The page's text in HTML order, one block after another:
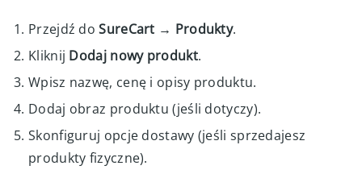
Przejdź doSureCart → Produkty.
Kliknij Dodaj nowy produkt.
Wpisz nazwę, cenę i opisy produktu.
Dodaj obraz produktu (jeśli dotyczy).
Skonfiguruj opcje dostawy (jeśli sprzedajesz
produkty fizyczne).